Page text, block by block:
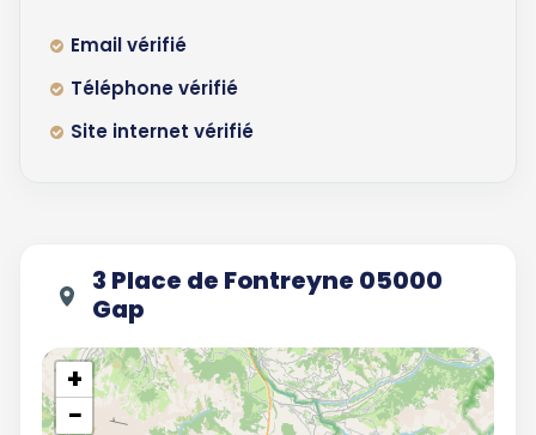
Email vérifié
Téléphone vérifié
Site internet vérifié
3 Place de Fontreyne 05000
Gap
+
−